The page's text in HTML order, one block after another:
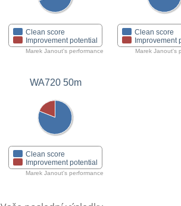
Clean score
Improvement potential
Marek Janout's performance
Clean score
Improvement
Marek Janout's
WA720 50m
Clean score
Improvement potential
Marek Janout's performance